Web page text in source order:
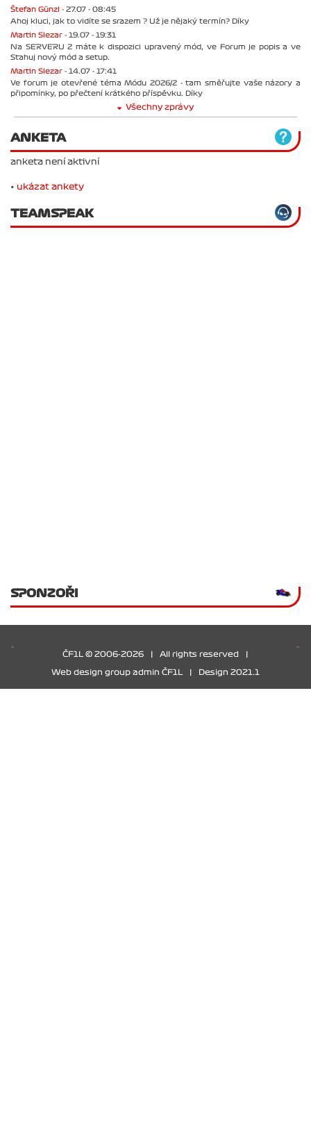
Štefan Günzl - 27.07 - 08:45
Ahoj kluci, jak to vidíte se srazem ? Už je nějaký termín? Díky
Martin Slezar - 19.07 - 19:31
Na SERVERU 2 máte k dispozici upravený mód, ve Forum je popis a ve
Stahuj nový mód a setup.
Martin Slezar - 14.07 - 17:41
Ve forum je otevřené téma Módu 2026/2 - tam směřujte vaše názory a
připomínky, po přečtení krátkého příspěvku. Díky
Všechny zprávy
ANKETA
anketa není aktivní
• ukázat ankety
TEAMSPEAK
SPONZOŘI
ČF1L © 2006-2026 All rights reserved
Web design group admin ČF1L Design 2021.1